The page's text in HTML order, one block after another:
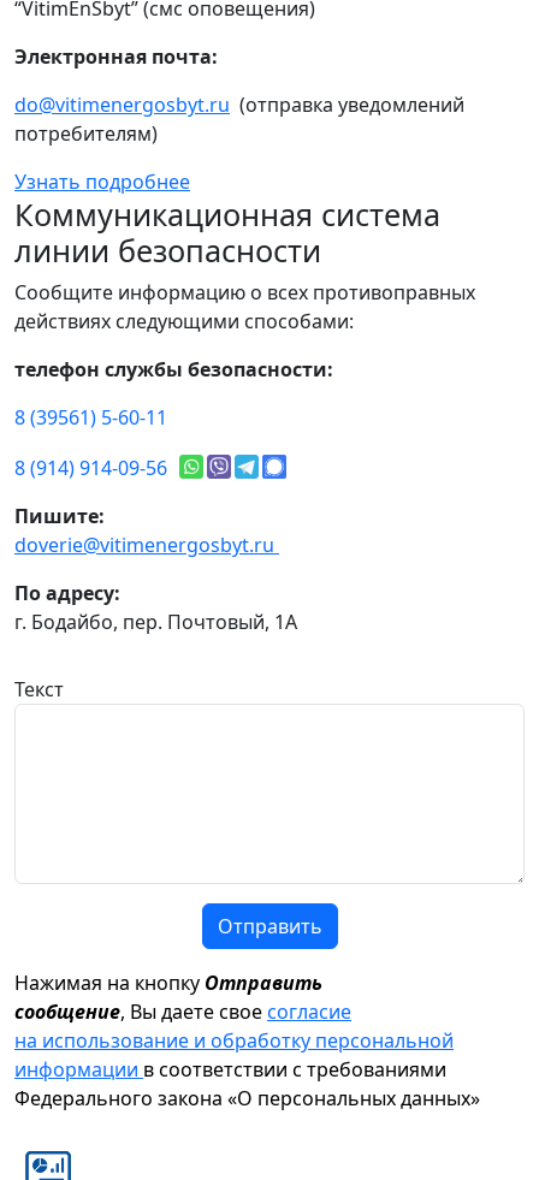
“VitimEnSbyt” (смс оповещения)
Электронная почта:
do@vitimenergosbyt.ru (отправка уведомлений
потребителям)
Узнать подробнее
Коммуникационная система
линии безопасности
Сообщите информацию о всех противоправных
действиях следующими способами:
телефон службы безопасности:
8 (39561) 5-60-11
8 (914) 914-09-56
Пишите:
doverie@vitimenergosbyt.ru
По адресу:
г. Бодайбо, пер. Почтовый, 1А
Текст
Отправить
Нажимая на кнопку Отправить
сообщение, Вы даете своесогласие
на использование и обработку персональной
информации в соответствии с требованиями
Федерального закона «О персональных данных»